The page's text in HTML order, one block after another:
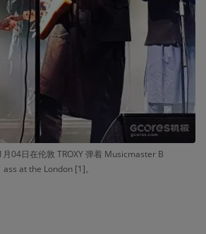
04日在伦敦 TROXY 弹着 Musicmaster B
ass at the London [1]。